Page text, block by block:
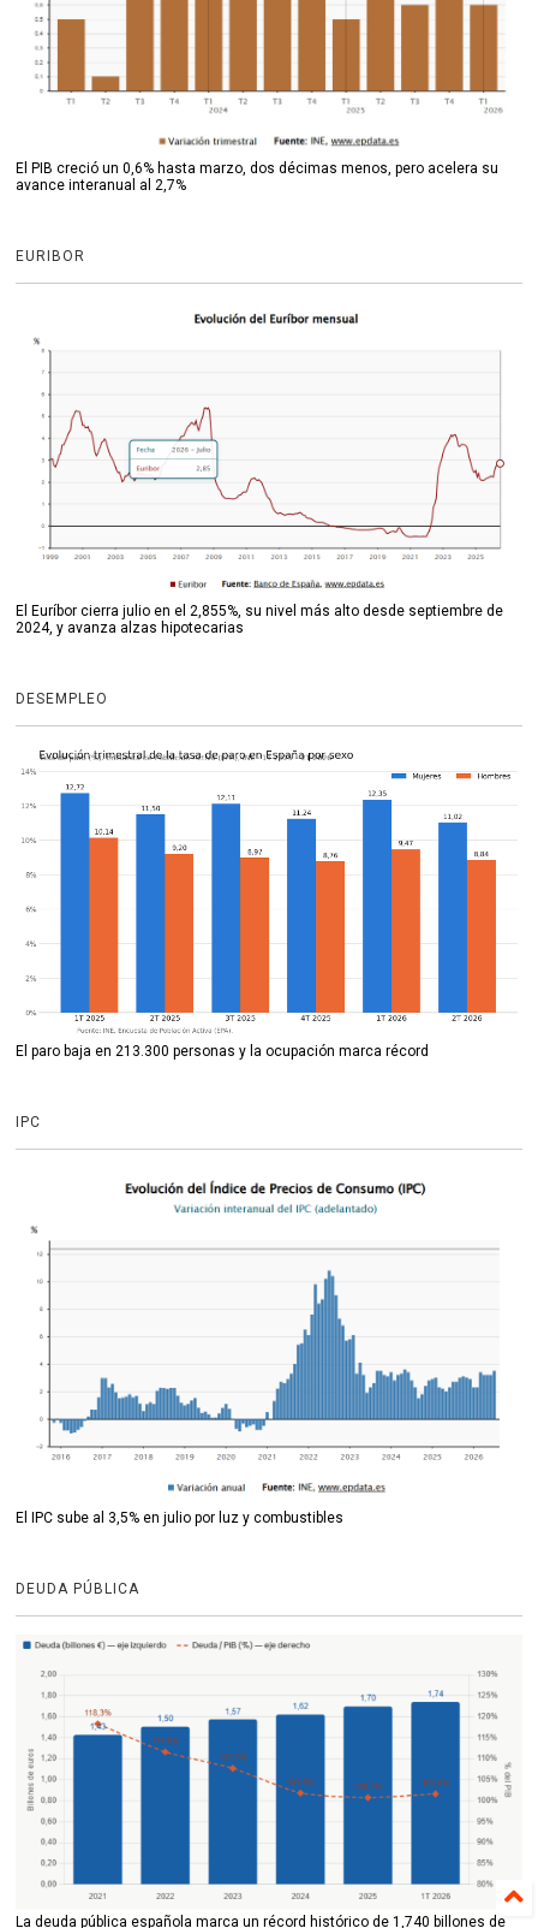
El PIB creció un 0,6% hasta marzo, dos décimas menos, pero acelera su
avance interanual al 2,7%
EURIBOR
El Euríbor cierra julio en el 2,855%, su nivel más alto desde septiembre de
2024, y avanza alzas hipotecarias
DESEMPLEO
El paro baja en 213.300 personas y la ocupación marca récord
IPC
El IPC sube al 3,5% en julio por luz y combustibles
DEUDA PÚBLICA
La deuda pública española marca un récord histórico de 1,740 billones de